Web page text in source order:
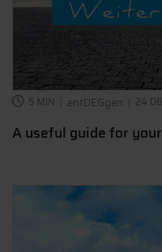
5 MIN entDEGgen
A useful guide for